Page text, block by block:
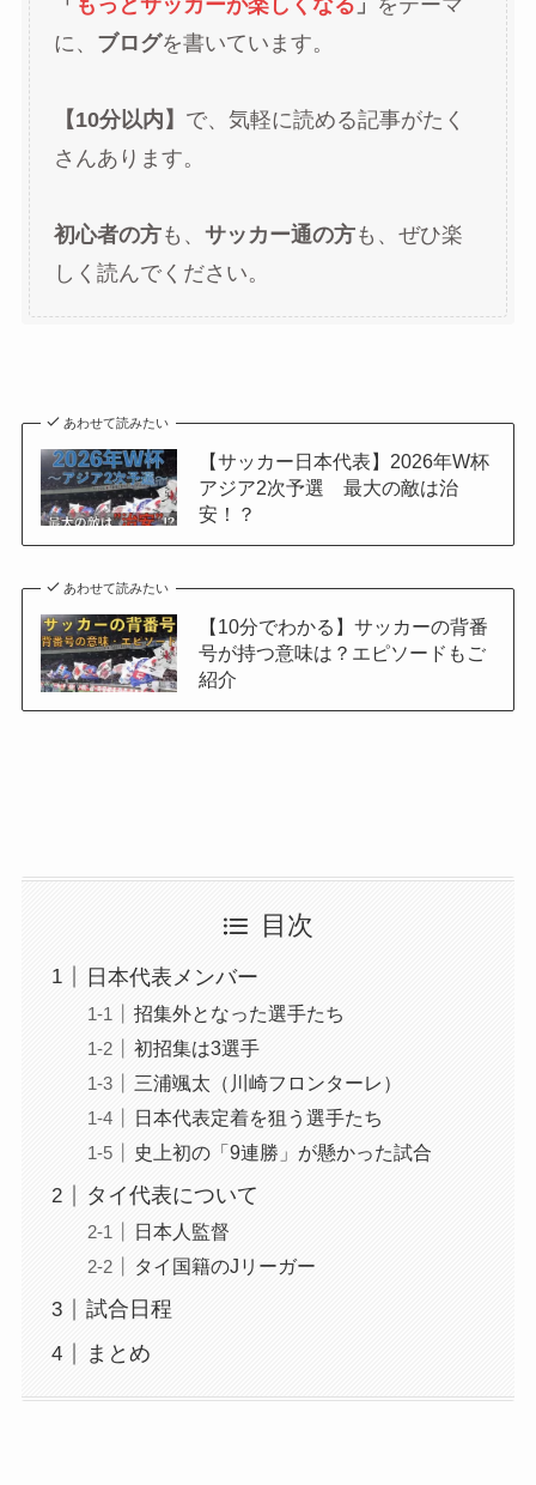
「 もっとサッカーが楽しくなる 」 をテーマ
に、 ブログを書いています。
【10分以内】 で、気軽に読める記事がたく
さんあります。
初心者の方も、 サッカー通の方も、ぜひ楽
しく読んでください。
あわせて読みたい
【サッカー日本代表】2026年W杯
アジア2次予選 最大の敵は治
安！？
あわせて読みたい
【10分でわかる】サッカーの背番
号が持つ意味は？エピソードもご
紹介
目次
日本代表メンバー
招集外となった選手たち
初招集は3選手
三浦颯太（川崎フロンターレ）
日本代表定着を狙う選手たち
史上初の「9連勝」が懸かった試合
タイ代表について
日本人監督
タイ国籍のJリーガー
試合日程
まとめ